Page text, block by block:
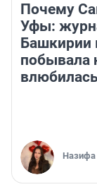
Почему
Уфы:
Башкирии
побывала
Назифа